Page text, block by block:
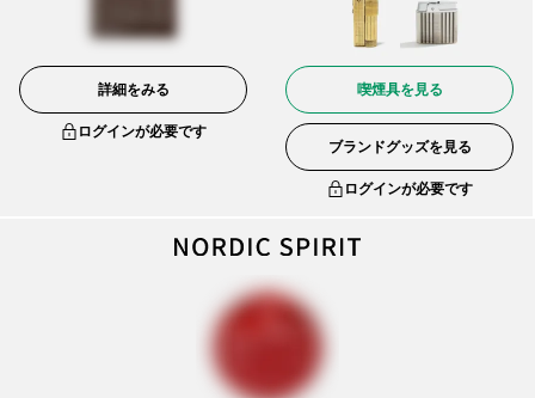
詳細をみる
ログインが必要です
喫煙具を見る
ブランドグッズを見る
ログインが必要です